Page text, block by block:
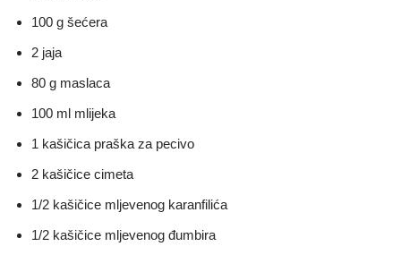
100 g šećera
2 jaja
80 g maslaca
100 ml mlijeka
1 kašičica praška za pecivo
2 kašičice cimeta
1/2 kašičice mljevenog karanfilića
1/2 kašičice mljevenog đumbira